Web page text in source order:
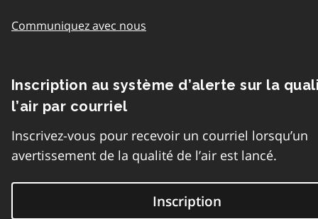
Communiquez avec nous
Inscription au système d’alerte sur la
l’air par courriel
Inscrivez-vous pour recevoir un courriel lorsqu’un
avertissement de la qualité de l’air est lancé.
Inscription